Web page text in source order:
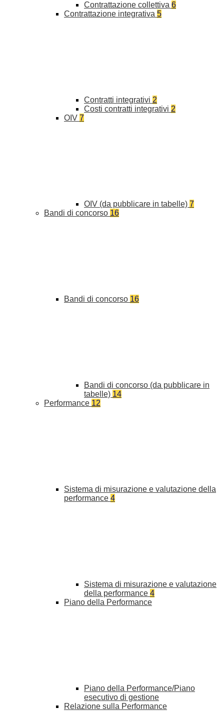
Contrattazione collettiva 6
Contrattazione integrativa 5
Contratti integrativi 2
Costi contratti integrativi 2
OIV 7
OIV (da pubblicare in tabelle) 7
Bandi di concorso 16
Bandi di concorso 16
Bandi di concorso (da pubblicare in
tabelle) 14
Performance 12
Sistema di misurazione e valutazione della
performance 4
Sistema di misurazione e valutazione
della performance 4
Piano della Performance
Piano della Performance/Piano
esecutivo di gestione
Relazione sulla Performance